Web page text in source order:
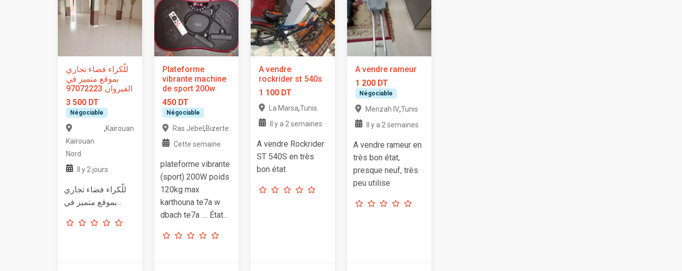
للّكراء فضاء تجاري
بموقع متميز في
القيروان 97072223
3 500 DT
Négociable
Kairouan
Nord
,Kairouan
Il y 2 jours
للّكراء فضاء تجاري
بموقع متميز في...
Plateforme
vibrante machine
de sport 200w
450 DT
Négociable
Ras Jebel ,Bizerte
Cette semaine
plateforme vibrante
(sport) 200W poids
120kg max
karthouna te7a w
dbach te7a .... État...
A vendre
rockrider st 540s
1 100 DT
La Marsa,Tunis
Il y a 2 semaines
A vendre Rockrider
ST 540S en très
bon état
A vendre rameur
1 200 DT
Négociable
Menzah IV,Tunis
Il y a 2 semaines
A vendre rameur en
très bon état,
presque neuf, très
peu utilise